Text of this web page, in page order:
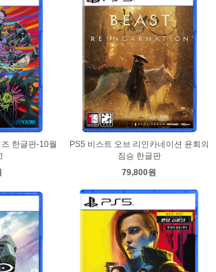
한글판-10월
PS5 비스트 오브 리인카네이션 윤회의
짐승 한글판
79,800원